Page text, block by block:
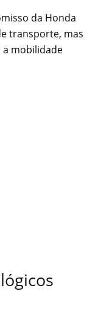
da Honda
transporte, mas
a mobilidade